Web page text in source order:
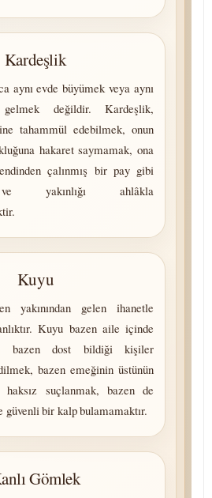
Kardeşlik
aynı evde büyümek veya aynı
değildir. Kardeşlik,
tahammül edebilmek, onun
hakaret saymamak, ona
çalınmış bir pay gibi
yakınlığı ahlâkla
Kuyu
yakınından gelen ihanetle
Kuyu bazen aile içinde
bazen dost bildiği kişiler
bazen emeğinin üstünün
suçlanmak, bazen de
güvenli bir kalp bulamamaktır.
Gömlek